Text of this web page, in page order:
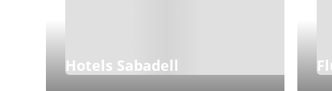
Hotels Sabadell